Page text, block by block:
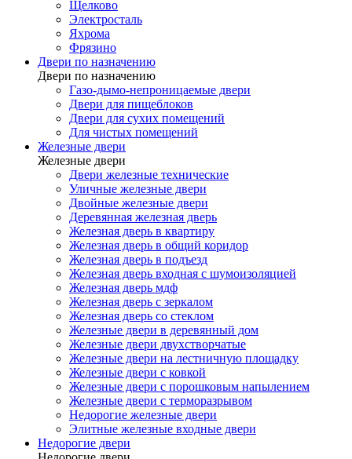
Щелково
Электросталь
Яхрома
Фрязино
Двери по назначению
Двери по назначению
Газо-дымо-непроницаемые двери
Двери для пищеблоков
Двери для сухих помещений
Для чистых помещений
Железные двери
Железные двери
Двери железные технические
Уличные железные двери
Двойные железные двери
Деревянная железная дверь
Железная дверь в квартиру
Железная дверь в общий коридор
Железная дверь в подъезд
Железная дверь входная с шумоизоляцией
Железная дверь мдф
Железная дверь с зеркалом
Железная дверь со стеклом
Железные двери в деревянный дом
Железные двери двухстворчатые
Железные двери на лестничную площадку
Железные двери с ковкой
Железные двери с порошковым напылением
Железные двери с терморазрывом
Недорогие железные двери
Элитные железные входные двери
Недорогие двери